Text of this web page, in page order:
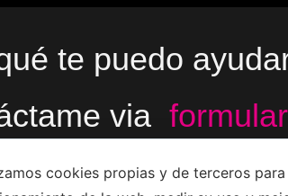
te puedo
via
cookies propias y de terceros